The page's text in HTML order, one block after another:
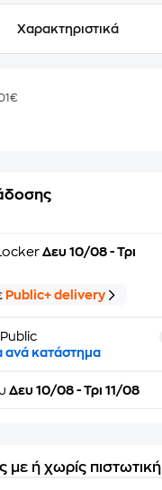
Χαρακτηριστικά
Δευ 10/08 - Τρι
Public+ delivery
ανά κατάστημα
Δευ 10/08 - Τρι 11/08
με ή χωρίς πιστωτική